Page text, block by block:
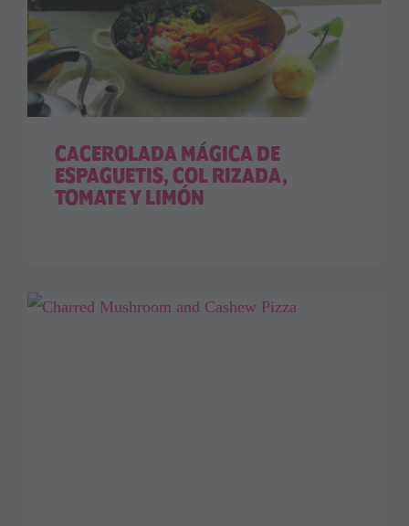
CACEROLADA MÁGICA DE
ESPAGUETIS, COL RIZADA,
TOMATE Y LIMÓN